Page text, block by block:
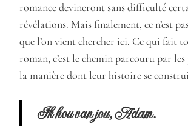
romance devineront sans difficulté
révélations. Mais finalement, ce n’est
que l’on vient chercher ici. Ce qui fait
roman, c’est le chemin parcouru par les
la manière dont leur histoire se
Ik hou van jou, Adam.